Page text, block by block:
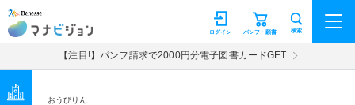
マナビジョン パンフ・願書
ログイン 検索
【注目!】パンフ請求で2000円分電子図書カードGET
おうびりん